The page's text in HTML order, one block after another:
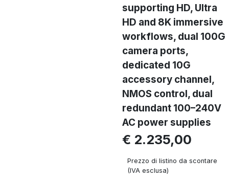
supporting HD, Ultra
HD and 8K immersive
workflows, dual 100G
camera ports,
dedicated 10G
accessory channel,
NMOS control, dual
redundant 100–240V
AC power supplies
€ 2.235,00
Prezzo di listino da scontare
(IVA esclusa)